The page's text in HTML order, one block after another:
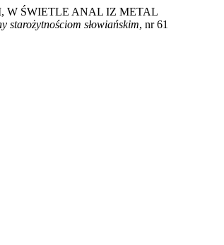
W ŚWIETLE ANAL IZ METAL
starożytnościom słowiańskim, nr 61